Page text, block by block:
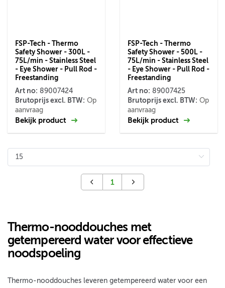
FSP-Tech - Thermo
Safety Shower - 300L -
75L/min - Stainless Steel
- Eye Shower - Pull Rod -
Freestanding
Art no: 89007424
Brutoprijs excl. BTW: Op
aanvraag
Bekijk product
FSP-Tech - Thermo
Safety Shower - 500L -
75L/min - Stainless Steel
- Eye Shower - Pull Rod -
Freestanding
Art no: 89007425
Brutoprijs excl. BTW: Op
aanvraag
Bekijk product
1
Thermo-nooddouches met
getempereerd water voor effectieve
noodspoeling
Thermo-nooddouches leveren getempereerd water voor een